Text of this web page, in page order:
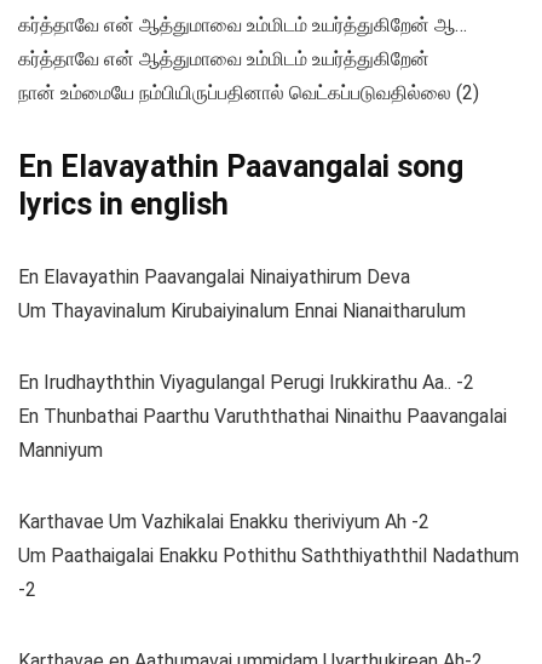
கர்த்தாவே என் ஆத்துமாவை உம்மிடம் உயர்த்துகிறேன் ஆ…
கர்த்தாவே என் ஆத்துமாவை உம்மிடம் உயர்த்துகிறேன்
நான் உம்மையே நம்பியிருப்பதினால் வெட்கப்படுவதில்லை (2)
En Elavayathin Paavangalai song
lyrics in english
En Elavayathin Paavangalai Ninaiyathirum Deva
Um Thayavinalum Kirubaiyinalum Ennai Nianaitharulum
En Irudhayththin Viyagulangal Perugi Irukkirathu Aa.. -2
En Thunbathai Paarthu Varuththathai Ninaithu Paavangalai
Manniyum
Karthavae Um Vazhikalai Enakku theriviyum Ah -2
Um Paathaigalai Enakku Pothithu Saththiyaththil Nadathum
-2